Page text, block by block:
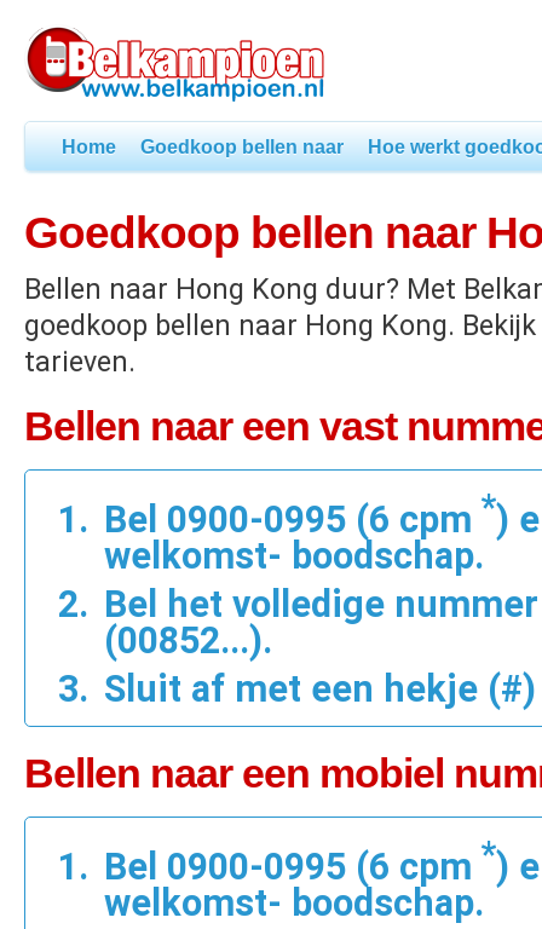
Home Goedkoop bellen naar Hoe werkt
Goedkoop bellen naar
Bellen naar Hong Kong duur? Met
goedkoop bellen naar Hong Kong.
tarieven.
Bellen naar een vast
Bel 0900-0995 (6 cpm *)
welkomst- boodschap.
Bel het volledige
(00852...).
Sluit af met een hekje (#)
Bellen naar een mobiel
Bel 0900-0995 (6 cpm *)
welkomst- boodschap.